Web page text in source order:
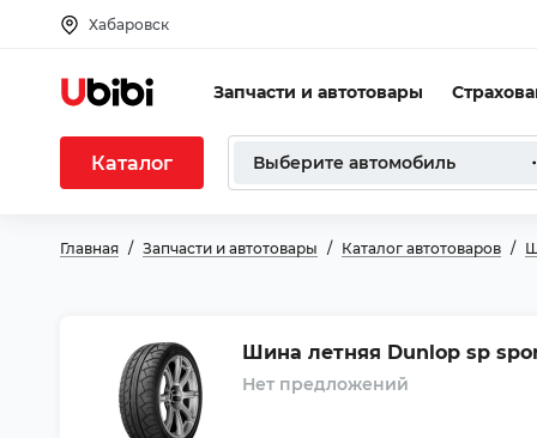
Хабаровск
Запчасти и автотовары
Каталог Выберите автомобиль
Главная Запчасти и автотовары Каталог автотоваров
Шина летняя Dunlop sp
Нет предложений